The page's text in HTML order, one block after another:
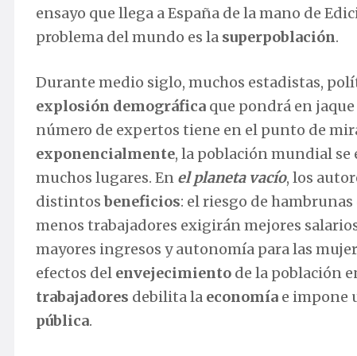
ensayo que llega a España de la mano de
problema del mundo es la superpoblación.
Durante medio siglo, muchos estadistas,
explosión demográfica que pondrá en
número de expertos tiene en el punto de
exponencialmente, la población mundial se
muchos lugares. En el planeta vacío, los
distintosbeneficios: el riesgo de
menos trabajadores exigirán mejores
mayores ingresos y autonomía para las
efectos del envejecimiento de la población
trabajadores debilita la economía e impone
pública.